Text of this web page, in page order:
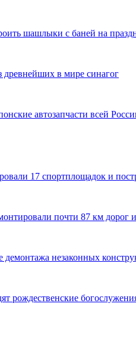
шашлыки с баней на
в мире синагог
автозапчасти всей
17 спортплощадок и
почти 87 км
демонтажа незаконных
рождественские